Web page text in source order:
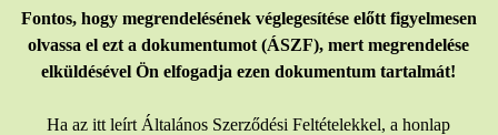
Fontos, hogy megrendelésének véglegesítése előtt figyelmesen
olvassa el ezt a dokumentumot (ÁSZF), mert megrendelése
elküldésével Ön elfogadja ezen dokumentum tartalmát!
Ha az itt leírt Általános Szerződési Feltételekkel, a honlap